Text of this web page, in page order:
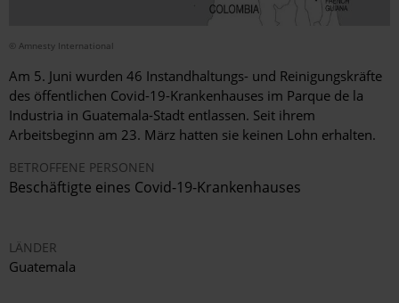
© Amnesty International
Am 5. Juni wurden 46 Instandhaltungs- und Reinigungskräfte
des öffentlichen Covid-19-Krankenhauses im Parque de la
Industria in Guatemala-Stadt entlassen. Seit ihrem
Arbeitsbeginn am 23. März hatten sie keinen Lohn erhalten.
BETROFFENE PERSONEN
Beschäftigte eines Covid-19-Krankenhauses
LÄNDER
Guatemala